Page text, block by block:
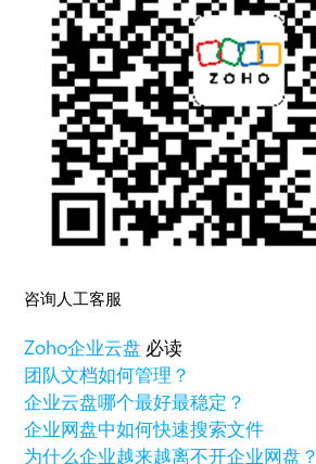
咨询人工客服
Zoho企业云盘 必读
团队文档如何管理？
企业云盘哪个最好最稳定？
企业网盘中如何快速搜索文件
为什么企业越来越离不开企业网盘？